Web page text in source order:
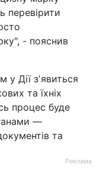
перевірити
- пояснив
у Дії зʼявиться
та їхніх
процес буде
—
та
Реклама